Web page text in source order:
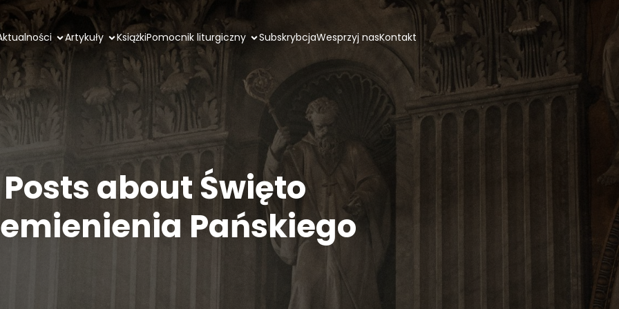
Artykuły KsiążkiPomocnik liturgiczny SubskrybcjaWesprzyj nasKontakt
Posts about Święto
Pańskiego